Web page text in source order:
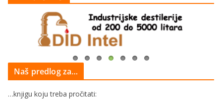
Naš predlog za…
…knjigu koju treba pročitati: